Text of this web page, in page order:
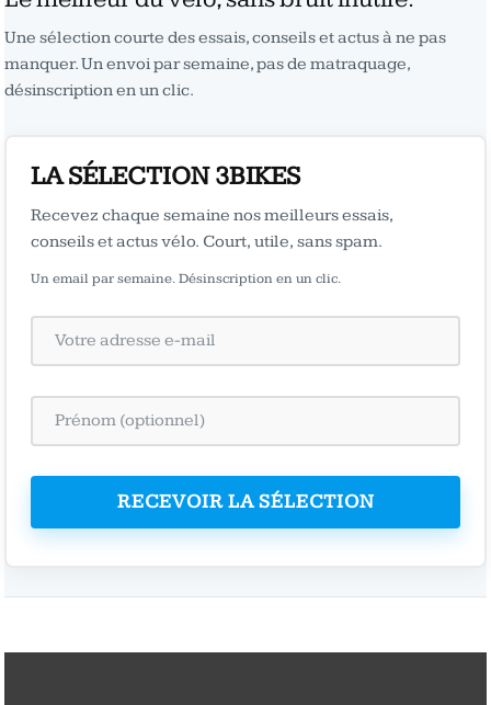
Une sélection courte des essais, conseils et actus à ne pas
manquer. Un envoi par semaine, pas de matraquage,
désinscription en un clic.
LA SÉLECTION 3BIKES
Recevez chaque semaine nos meilleurs essais,
conseils et actus vélo. Court, utile, sans spam.
Un email par semaine. Désinscription en un clic.
RECEVOIR LA SÉLECTION